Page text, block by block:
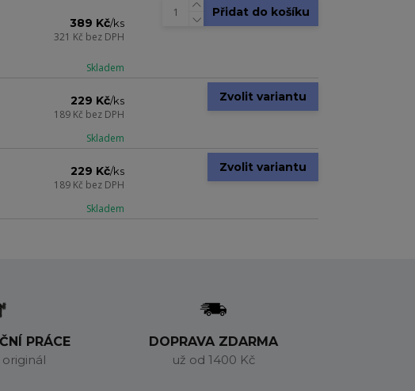
389 Kč/ks
321 Kč bez DPH
Skladem
Přidat do košíku
229 Kč/ks
189 Kč bez DPH
Skladem
Zvolit variantu
229 Kč/ks
189 Kč bez DPH
Skladem
Zvolit variantu
PRÁCE
originál
DOPRAVA ZDARMA
už od 1400 Kč